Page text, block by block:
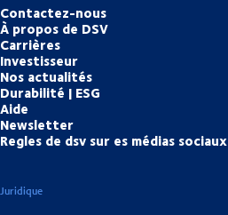
Contactez-nous
À propos de DSV
Carrières
Investisseur
Nos actualités
Durabilité | ESG
Aide
Newsletter
Regles de dsv sur es médias sociaux
Juridique